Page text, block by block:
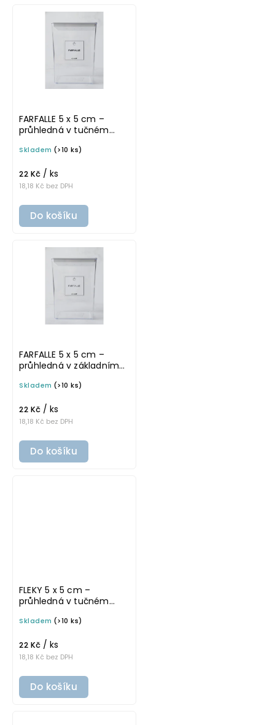
FARFALLE 5 x 5 cm –
průhledná v tučném
samolepka na
Skladem (>10 ks)
18,18 Kč bez DPH
22 Kč / ks
Do košíku
FARFALLE 5 x 5 cm –
průhledná v základním
samolepka na
Skladem (>10 ks)
18,18 Kč bez DPH
22 Kč / ks
Do košíku
FLEKY 5 x 5 cm –
průhledná v tučném
samolepka na
Skladem (>10 ks)
18,18 Kč bez DPH
22 Kč / ks
Do košíku